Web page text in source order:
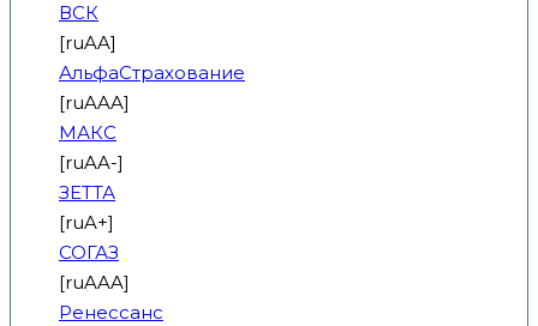
ВСК
[ruAA]
АльфаСтрахование
[ruAAA]
МАКС
[ruAA-]
ЗЕТТА
[ruA+]
СОГАЗ
[ruAAA]
Ренессанс